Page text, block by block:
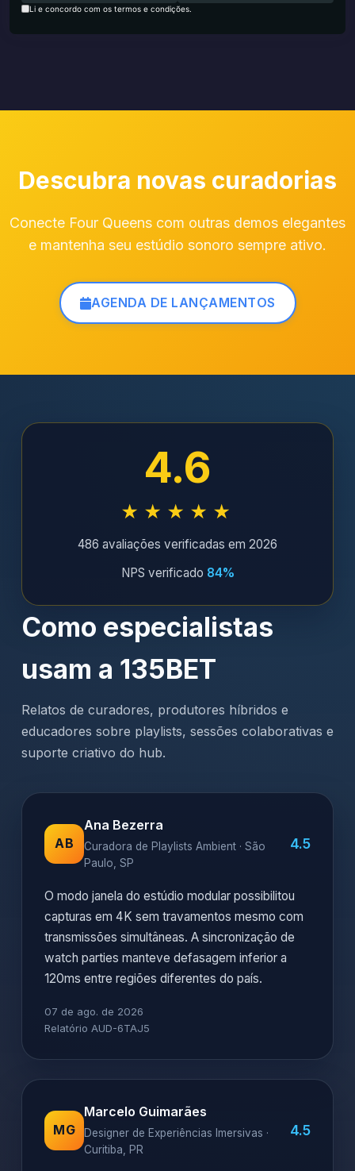
Li e concordo com os termos e condições.
Descubra novas curadorias
Conecte Four Queens com outras demos elegantes
e mantenha seu estúdio sonoro sempre ativo.
AGENDA DE LANÇAMENTOS
4.6
★★★★★
486 avaliações verificadas em 2026
NPS verificado 84%
Como especialistas
usam a 135BET
Relatos de curadores, produtores híbridos e
educadores sobre playlists, sessões colaborativas e
suporte criativo do hub.
AB
Ana Bezerra
Curadora de Playlists Ambient · São
Paulo, SP
4.5
O modo janela do estúdio modular possibilitou
capturas em 4K sem travamentos mesmo com
transmissões simultâneas. A sincronização de
watch parties manteve defasagem inferior a
120ms entre regiões diferentes do país.
07 de ago. de 2026
Relatório AUD-6TAJ5
MG
Marcelo Guimarães
Designer de Experiências Imersivas ·
Curitiba, PR
4.5